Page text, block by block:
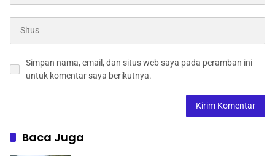
Simpan nama, email, dan situs web saya pada peramban ini
untuk komentar saya berikutnya.
Baca Juga